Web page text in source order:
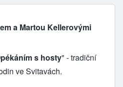
a Martou Kellerovými
s hosty" - tradiční
ve Svitavách.